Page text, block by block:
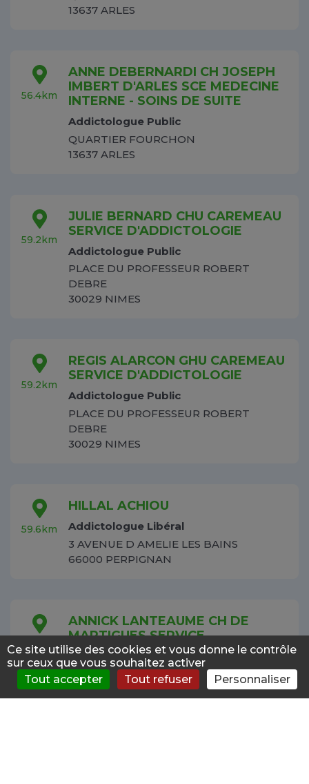
Menu S'évaluer Consulter Forum News
13637 ARLES
56.4km
ANNE DEBERNARDI CH JOSEPH
IMBERT D'ARLES SCE MEDECINE
INTERNE - SOINS DE SUITE
Addictologue Public
QUARTIER FOURCHON
13637 ARLES
59.2km
JULIE BERNARD CHU CAREMEAU
SERVICE D'ADDICTOLOGIE
Addictologue Public
PLACE DU PROFESSEUR ROBERT
DEBRE
30029 NIMES
59.2km
REGIS ALARCON GHU CAREMEAU
SERVICE D'ADDICTOLOGIE
Addictologue Public
PLACE DU PROFESSEUR ROBERT
DEBRE
30029 NIMES
59.6km
HILLAL ACHIOU
Addictologue Libéral
3 AVENUE D AMELIE LES BAINS
66000 PERPIGNAN
59.7km
ANNICK LANTEAUME CH DE
MARTIGUES SERVICE
ADDICTOLOGIE
Addictologue Public
3 BOULEVARD DES RAYETTES
Ce site utilise des cookies et vous donne le contrôle
sur ceux que vous souhaitez activer
Tout accepter
Tout refuser Personnaliser